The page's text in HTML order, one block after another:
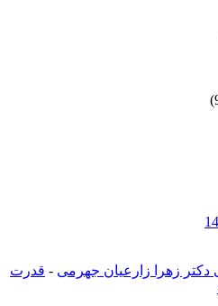
زهرا زارعیان جهرمی - قدرت